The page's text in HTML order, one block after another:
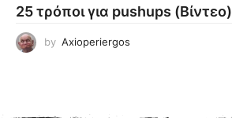
25 τρόποι για pushups (Βίντεο)
by Axioperiergos